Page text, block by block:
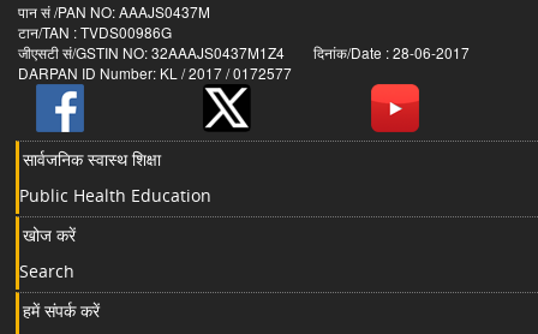
पान सं /PAN NO: AAAJS0437M
टान/TAN : TVDS00986G
जीएसटी सं/GSTIN NO: 32AAAJS0437M1Z4 दिनांक/Date : 28-06-2017
DARPAN ID Number: KL / 2017 / 0172577
सार्वजनिक स्वास्थ शिक्षा
Public Health Education
खोज करें
Search
हमें संपर्क करें